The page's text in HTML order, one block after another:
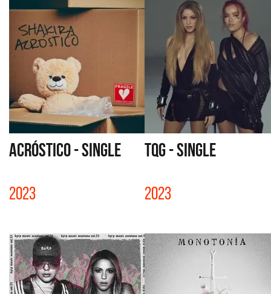
ACRÓSTICO - SINGLE
2023
TQG - SINGLE
2023